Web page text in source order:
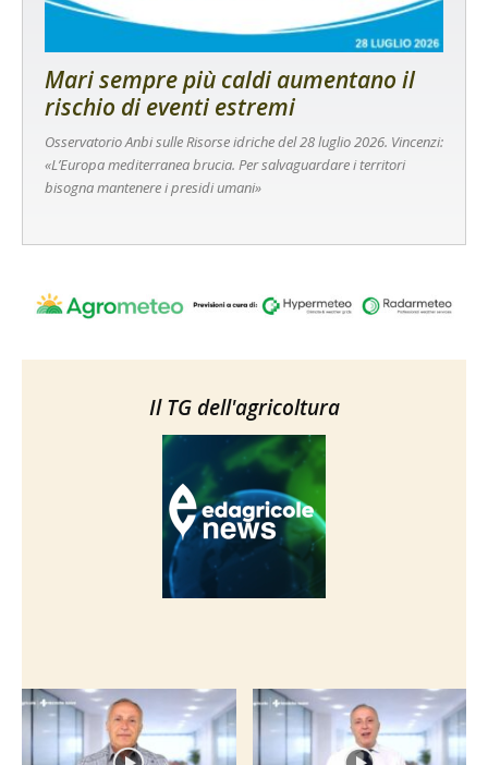
Mari sempre più caldi aumentano il
rischio di eventi estremi
Osservatorio Anbi sulle Risorse idriche del 28 luglio 2026. Vincenzi:
«L’Europa mediterranea brucia. Per salvaguardare i territori
bisogna mantenere i presidi umani»
Il TG dell'agricoltura